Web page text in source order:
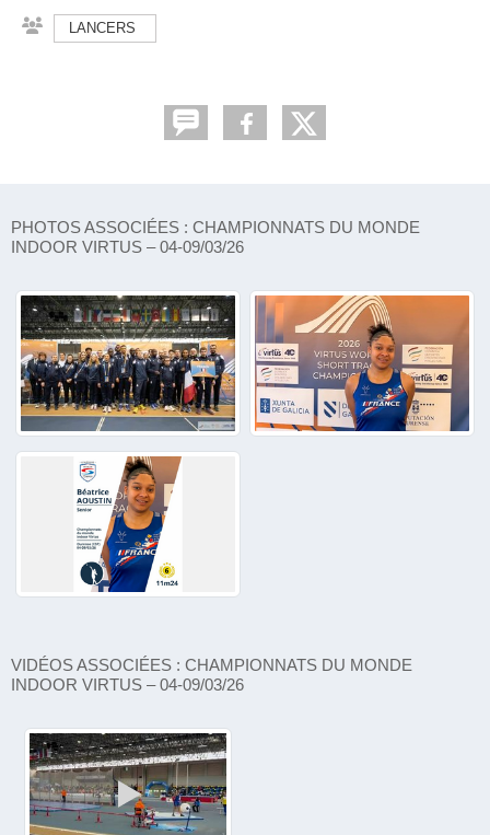
LANCERS
PHOTOS ASSOCIÉES : CHAMPIONNATS DU MONDE
INDOOR VIRTUS – 04-09/03/26
VIDÉOS ASSOCIÉES : CHAMPIONNATS DU MONDE
INDOOR VIRTUS – 04-09/03/26